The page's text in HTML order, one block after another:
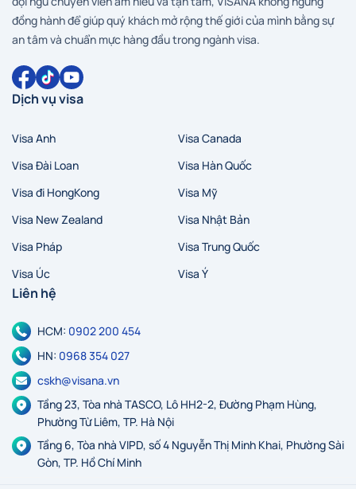
đồng hành để giúp quý khách mở rộng thế giới của mình bằng sự
an tâm và chuẩn mực hàng đầu trong ngành visa.
Dịch vụ visa
Visa Anh
Visa Canada
Visa Đài Loan
Visa Hàn Quốc
Visa đi HongKong
Visa Mỹ
Visa New Zealand
Visa Nhật Bản
Visa Pháp
Visa Trung Quốc
Visa Úc
Visa Ý
Liên hệ
HCM: 0902 200 454
HN: 0968 354 027
cskh@visana.vn
Tầng 23, Tòa nhà TASCO, Lô HH2-2, Đường Phạm Hùng,
Phường Từ Liêm, TP. Hà Nội
Tầng 6, Tòa nhà VIPD, số 4 Nguyễn Thị Minh Khai, Phường Sài
Gòn, TP. Hồ Chí Minh